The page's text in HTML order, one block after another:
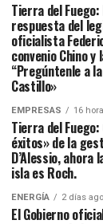
Tierra del
respuesta del
oficialista
convenio Chino y
“Pregúntenle a
Castillo»
EMPRESAS 16
Tierra del
éxitos» de la
D’Alessio, ahora
isla es Roch.
ENERGÍA 2 días ago
El Gobierno